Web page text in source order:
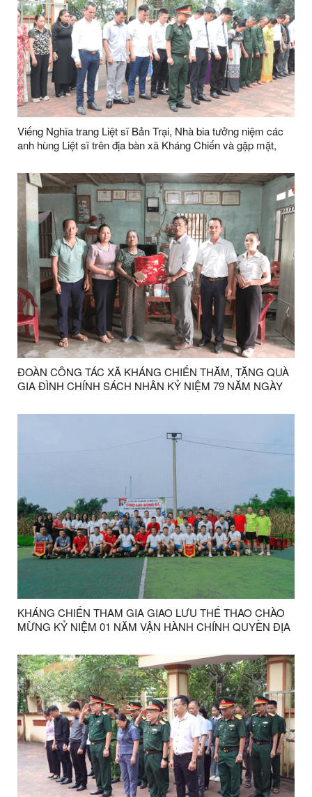
Viếng Nghĩa trang Liệt sĩ Bản Trại, Nhà bia tưởng niệm các
anh hùng Liệt sĩ trên địa bàn xã Kháng Chiến và gặp mặt,
ĐOÀN CÔNG TÁC XÃ KHÁNG CHIẾN THĂM, TẶNG QUÀ
GIA ĐÌNH CHÍNH SÁCH NHÂN KỶ NIỆM 79 NĂM NGÀY
KHÁNG CHIẾN THAM GIA GIAO LƯU THỂ THAO CHÀO
MỪNG KỶ NIỆM 01 NĂM VẬN HÀNH CHÍNH QUYỀN ĐỊA